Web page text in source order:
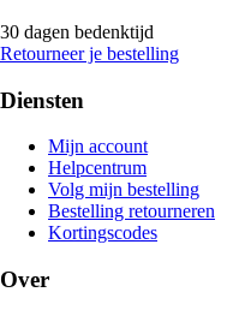
30 dagen bedenktijd
Retourneer je bestelling
Diensten
Mijn account
Helpcentrum
Volg mijn bestelling
Bestelling retourneren
Kortingscodes
Over